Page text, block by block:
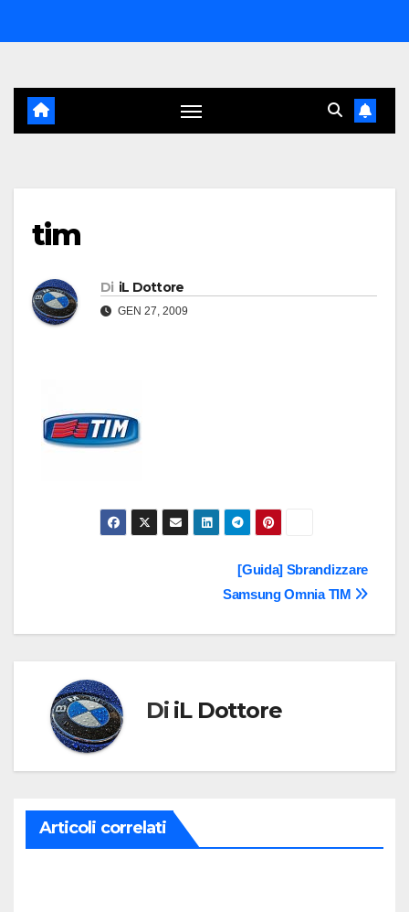
al
tim
Di iL Dottore
GEN 27, 2009
[Guida] Sbrandizzare
Samsung Omnia TIM
Di iL Dottore
Articoli correlati